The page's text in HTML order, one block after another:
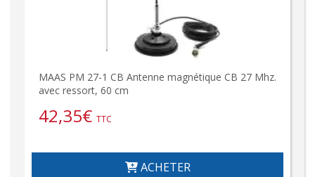
MAAS PM 27-1 CB Antenne magnétique CB 27 Mhz.
avec ressort, 60 cm
42,35€ TTC
ACHETER